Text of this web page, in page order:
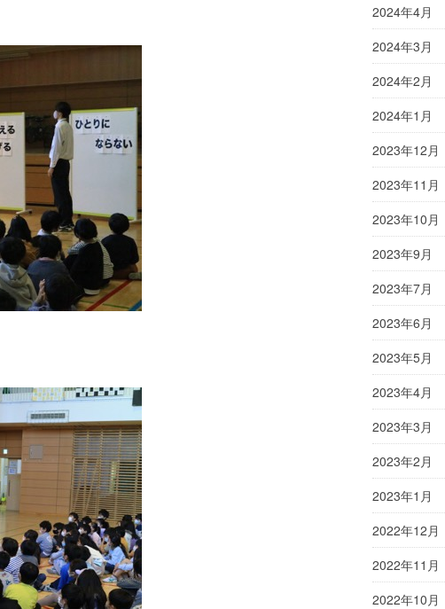
2024年4月
2024年3月
2024年2月
2024年1月
2023年12月
2023年11月
2023年10月
2023年9月
2023年7月
2023年6月
2023年5月
2023年4月
2023年3月
2023年2月
2023年1月
2022年12月
2022年11月
2022年10月